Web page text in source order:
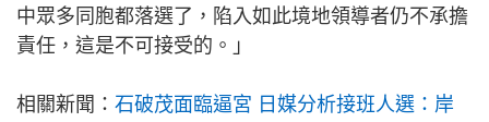
中眾多同胞都落選了，陷入如此境地領導者仍不承擔
責任，這是不可接受的。」
相關新聞： 石破茂面臨逼宮 日媒分析接班人選：岸